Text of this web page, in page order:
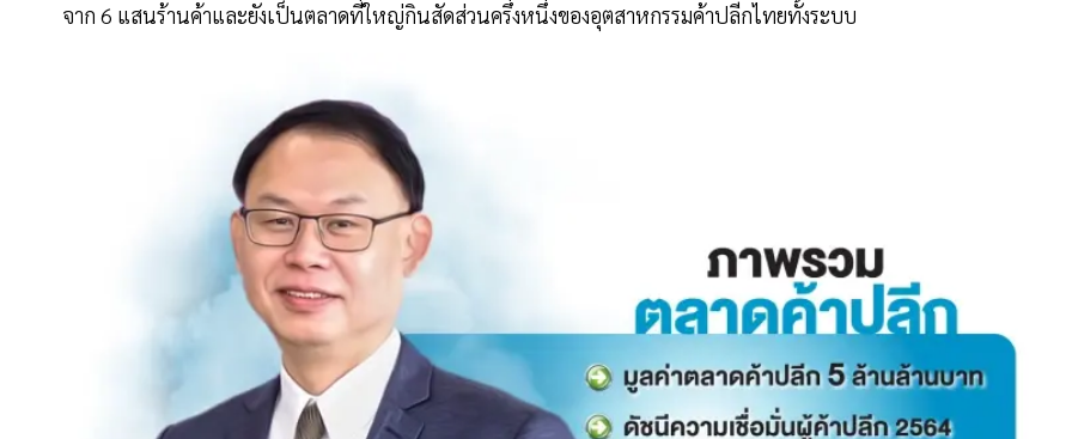
จาก 6 แสนร้านค้าและยังเป็นตลาดที่ใหญ่กินสัดส่วนครึ่งหนึ่งของอุตสาหกรรมค้าปลีกไทยทั้งระบบ